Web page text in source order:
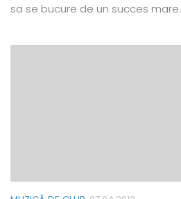
sa se bucure de un succes mare.